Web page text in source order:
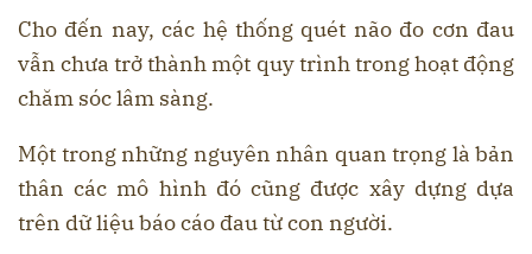
Cho đến nay, các hệ thống quét não đo cơn đau
vẫn chưa trở thành một quy trình trong hoạt động
chăm sóc lâm sàng.
Một trong những nguyên nhân quan trọng là bản
thân các mô hình đó cũng được xây dựng dựa
trên dữ liệu báo cáo đau từ con người.